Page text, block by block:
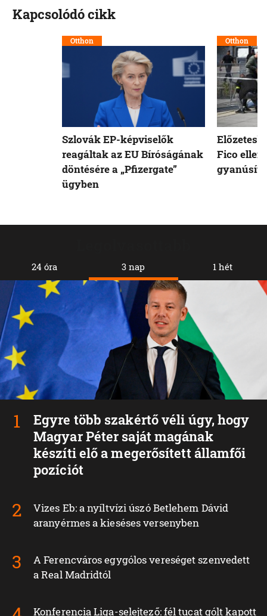
24 óra 3 nap
Egyre több szakértő véli úgy, hogy
Magyar Péter saját magának
készíti elő a megerősített államfői
pozíciót
Vizes Eb: a nyíltvízi úszó Betlehem Dávid
aranyérmes a kieséses versenyben
A Ferencváros egygólos vereséget szenvedett
a Real Madridtól
Konferencia Liga-selejtező: fél tucat gólt kapott
1 hét
Kapcsolódó cikk
Otthon
Szlovák EP-képviselők
reagáltak az EU Bíróságának
döntésére a „Pfizergate”
ügyben
Otthon
Fico